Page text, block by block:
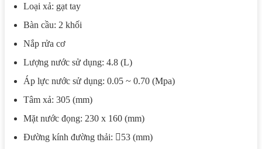
Loại xả: gạt tay
Bàn cầu: 2 khối
Nắp rửa cơ
Lượng nước sử dụng: 4.8 (L)
Áp lực nước sử dụng: 0.05 ~ 0.70 (Mpa)
Tâm xả: 305 (mm)
Mặt nước đọng: 230 x 160 (mm)
Đường kính đường thải: 53 (mm)